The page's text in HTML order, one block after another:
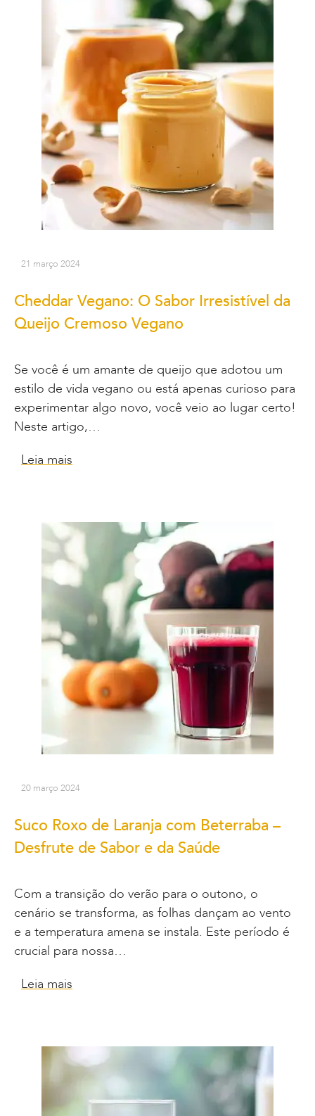
21 março 2024
Cheddar Vegano: O Sabor Irresistível da
Queijo Cremoso Vegano
Se você é um amante de queijo que adotou um
estilo de vida vegano ou está apenas curioso para
experimentar algo novo, você veio ao lugar certo!
Neste artigo,…
Leia mais
20 março 2024
Suco Roxo de Laranja com Beterraba –
Desfrute de Sabor e da Saúde
Com a transição do verão para o outono, o
cenário se transforma, as folhas dançam ao vento
e a temperatura amena se instala. Este período é
crucial para nossa…
Leia mais